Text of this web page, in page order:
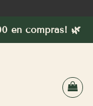
en compras! 🌿